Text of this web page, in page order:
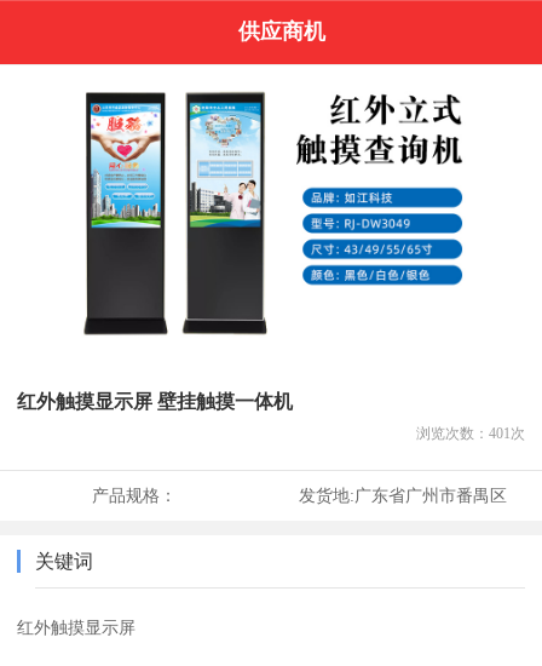
供应商机
红外触摸显示屏 壁挂触摸一体机
浏览次数： 401 次
产品规格： 发货地:广东省广州市番禺区
关键词
红外触摸显示屏